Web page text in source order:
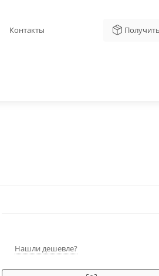
Контакты
Нашли дешевле?